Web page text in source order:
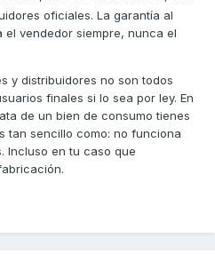
oficiales. La garantía al
vendedor siempre, nunca el
y distribuidores no son todos
finales si lo sea por ley. En
de un bien de consumo tienes
tan sencillo como: no funciona
Incluso en tu caso que